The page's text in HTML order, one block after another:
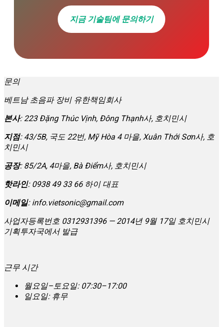
지금 기술팀에 문의하기
문의
베트남 초음파 장비 유한책임회사
본사: 223 Đặng Thúc Vịnh, Đông Thạnh사, 호치민시
지점: 43/5B, 국도 22번, Mỹ Hòa 4 마을, Xuân Thới Sơn사, 호
치민시
공장: 85/2A, 4마을, Bà Điểm사, 호치민시
핫라인: 0938 49 33 66 하이 대표
이메일: info.vietsonic@gmail.com
사업자등록번호 0312931396 — 2014년 9월 17일 호치민시
기획투자국에서 발급
근무 시간
월요일–토요일: 07:30–17:00
일요일: 휴무